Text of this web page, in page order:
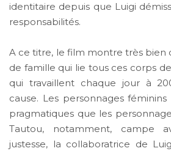
identitaire depuis que Luigi
responsabilités.
A ce titre, le film montre très bien
de famille qui lie tous ces corps
qui travaillent chaque jour à
cause. Les personnages
pragmatiques que les
Tautou, notamment, campe
justesse, la collaboratrice de